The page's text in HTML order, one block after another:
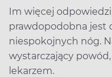
Im więcej
prawdopodobna jest
niespokojnych nóg.
wystarczający
lekarzem.